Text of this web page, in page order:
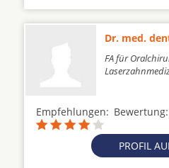
Dr. med.
FA für
Empfehlungen: Bewertung:
PROFIL